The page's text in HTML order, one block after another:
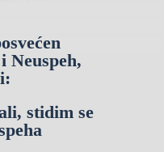
Neuspeh,
stidim se